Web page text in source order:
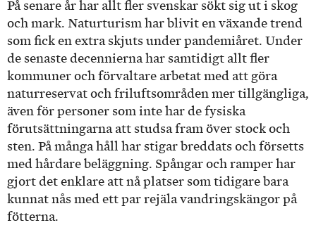
På senare år har allt fler svenskar sökt sig ut i skog
och mark. Naturturism har blivit en växande trend
som fick en extra skjuts under pandemiåret. Under
de senaste decennierna har samtidigt allt fler
kommuner och förvaltare arbetat med att göra
naturreservat och friluftsområden mer tillgängliga,
även för personer som inte har de fysiska
förutsättningarna att studsa fram över stock och
sten. På många håll har stigar breddats och försetts
med hårdare beläggning. Spångar och ramper har
gjort det enklare att nå platser som tidigare bara
kunnat nås med ett par rejäla vandringskängor på
fötterna.